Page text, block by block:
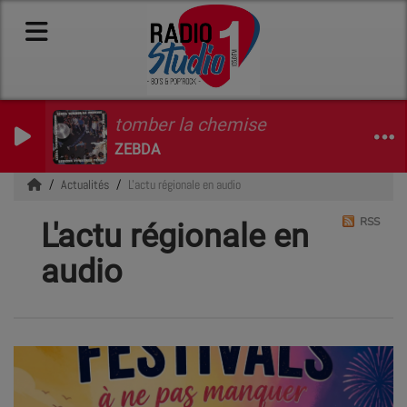
tomber la chemise
ZEBDA
Actualités L'actu régionale en audio
L'actu régionale en
audio
RSS